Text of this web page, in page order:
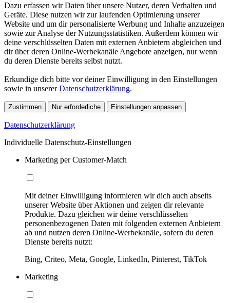
Dazu erfassen wir Daten über unsere Nutzer, deren Verhalten und
Geräte. Diese nutzen wir zur laufenden Optimierung unserer
Website und um dir personalisierte Werbung und Inhalte anzuzeigen
sowie zur Analyse der Nutzungsstatistiken. Außerdem können wir
deine verschlüsselten Daten mit externen Anbietern abgleichen und
dir über deren Online-Werbekanäle Angebote anzeigen, nur wenn
du deren Dienste bereits selbst nutzt.
Erkundige dich bitte vor deiner Einwilligung in den Einstellungen
sowie in unsererDatenschutzerklärung.
Zustimmen Nur erforderliche Einstellungen anpassen
Datenschutzerklärung
Individuelle Datenschutz-Einstellungen
Marketing per Customer-Match
Mit deiner Einwilligung informieren wir dich auch abseits
unserer Website über Aktionen und zeigen dir relevante
Produkte. Dazu gleichen wir deine verschlüsselten
personenbezogenen Daten mit folgenden externen Anbietern
ab und nutzen deren Online-Werbekanäle, sofern du deren
Dienste bereits nutzt:
Bing, Criteo, Meta, Google, LinkedIn, Pinterest, TikTok
Marketing